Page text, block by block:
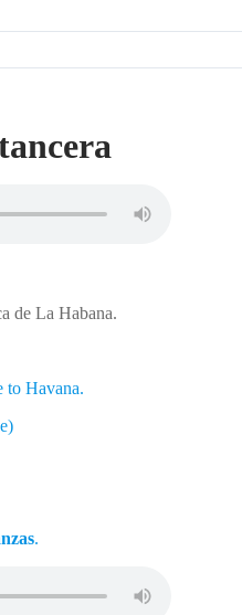
de La Habana.
to Havana.
.